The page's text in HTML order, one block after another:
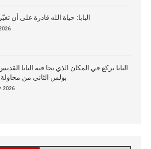
البابا: حياة الله قادرة على أن
البابا يركع في المكان الذي نجا فيه البابا
بولس الثاني من محاولة
2026